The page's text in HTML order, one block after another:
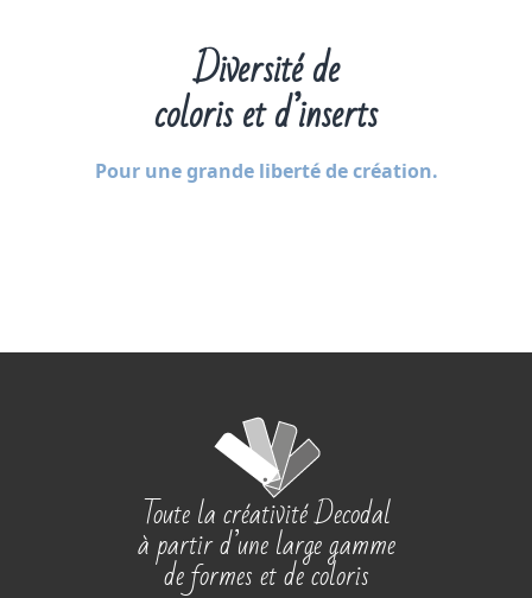
Diversité de
coloris et d’inserts
Pour une grande liberté de création.
Toute la créativité Decodal
à partir d’une large gamme
de formes et de coloris